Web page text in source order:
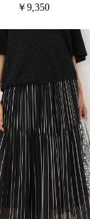
￥9,350